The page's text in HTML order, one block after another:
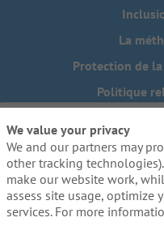
La
Protection de
Politique
Besoin de mesures
compléter une partie de
compris l'utilisation de
courriel:
We value your privacy
We and our partners may
other tracking
make our website work,
assess site usage, optimize
services. For more